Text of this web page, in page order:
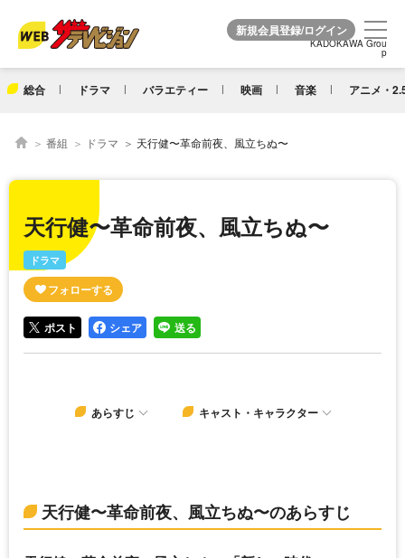
KADOKAWA Grou
p
総合 ドラマ バラエティー 映画 音楽 アニメ・
KADOKAWA Grou
p
番組 ドラマ 天行健〜革命前夜、風立ちぬ〜
天行健〜革命前夜、風立ちぬ〜
ドラマ
ポスト シェア 送る
あらすじ キャスト・キャラクター
天行健〜革命前夜、風立ちぬ〜のあらすじ